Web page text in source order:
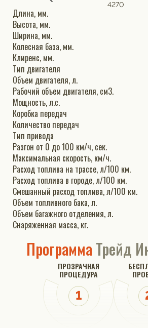
4270
Длина, мм.
Высота, мм.
Ширина, мм.
Колесная база, мм.
Клиренс, мм.
Тип двигателя
Объем двигателя, л.
Рабочий объем двигателя, см3.
Мощность, л.с.
Коробка передач
Количество передач
Тип привода
Разгон от 0 до 100 км/ч, сек.
Максимальная скорость, км/ч.
Расход топлива на трассе, л/100 км.
Расход топлива в городе, л/100 км.
Смешанный расход топлива, л/100 км.
Объем топливного бака, л.
Объем багажного отделения, л.
Снаряженная масса, кг.
ПрограммаТрейд
ПРОЗРАЧНАЯ
ПРОЦЕДУРА